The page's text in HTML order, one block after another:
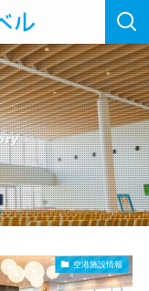
–
空港施設情報